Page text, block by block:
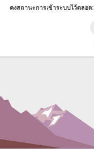
คงสถานะการเข้าระบบไว้ตลอด: